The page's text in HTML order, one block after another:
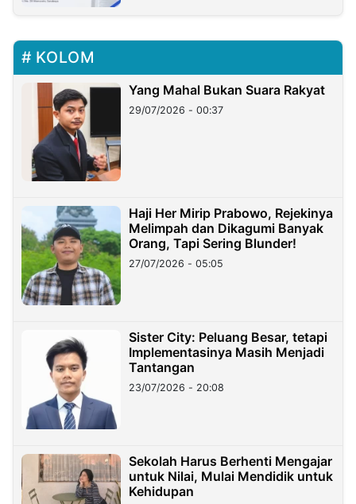
KOLOM
Yang Mahal Bukan Suara Rakyat
29/07/2026 - 00:37
Haji Her Mirip Prabowo, Rejekinya
Melimpah dan Dikagumi Banyak
Orang, Tapi Sering Blunder!
27/07/2026 - 05:05
Sister City: Peluang Besar, tetapi
Implementasinya Masih Menjadi
Tantangan
23/07/2026 - 20:08
Sekolah Harus Berhenti Mengajar
untuk Nilai, Mulai Mendidik untuk
Kehidupan